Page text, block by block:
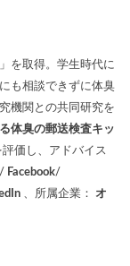
を取得。学生時代に
も相談できずに体臭
機関との共同研究を
体臭の郵送検査キッ
価し、アドバイス
/ Facebook/
、所属企業： オ